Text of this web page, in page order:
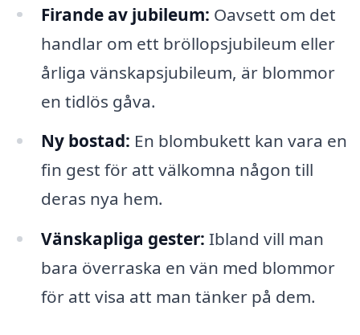
Firande av jubileum: Oavsett om det
handlar om ett bröllopsjubileum eller
årliga vänskapsjubileum, är blommor
en tidlös gåva.
Ny bostad: En blombukett kan vara en
fin gest för att välkomna någon till
deras nya hem.
Vänskapliga gester: Ibland vill man
bara överraska en vän med blommor
för att visa att man tänker på dem.